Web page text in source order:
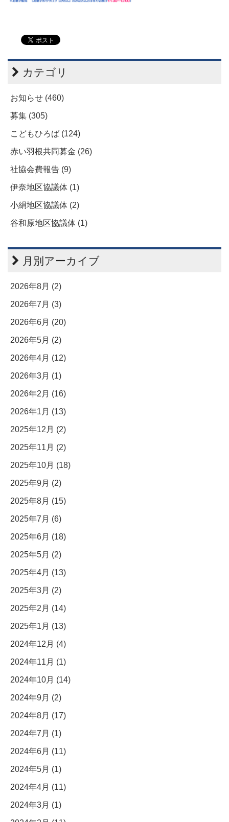
カテゴリ
お知らせ (460)
募集 (305)
こどもひろば (124)
赤い羽根共同募金 (26)
社協会費報告 (9)
伊奈地区協議体 (1)
小絹地区協議体 (2)
谷和原地区協議体 (1)
月別アーカイブ
2026年8月 (2)
2026年7月 (3)
2026年6月 (20)
2026年5月 (2)
2026年4月 (12)
2026年3月 (1)
2026年2月 (16)
2026年1月 (13)
2025年12月 (2)
2025年11月 (2)
2025年10月 (18)
2025年9月 (2)
2025年8月 (15)
2025年7月 (6)
2025年6月 (18)
2025年5月 (2)
2025年4月 (13)
2025年3月 (2)
2025年2月 (14)
2025年1月 (13)
2024年12月 (4)
2024年11月 (1)
2024年10月 (14)
2024年9月 (2)
2024年8月 (17)
2024年7月 (1)
2024年6月 (11)
2024年5月 (1)
2024年4月 (11)
2024年3月 (1)